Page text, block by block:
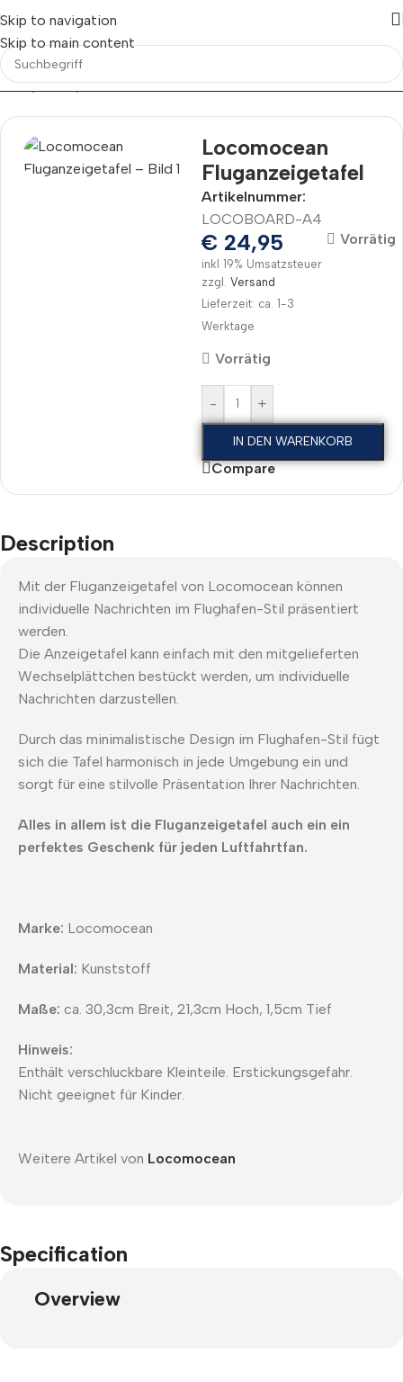
Skip to navigation
Skip to main content
Start/Marke/Locomocean
Locomocean
Fluganzeigetafel
Artikelnummer:
LOCOBOARD-A4
€ 24,95
inkl 19% Umsatzsteuer
zzgl. Versand
Lieferzeit: ca. 1-3
Werktage
Vorrätig
Vorrätig
- +
IN DEN WARENKORB
Compare
Description
Mit der Fluganzeigetafel von Locomocean können
individuelle Nachrichten im Flughafen-Stil präsentiert
werden.
Die Anzeigetafel kann einfach mit den mitgelieferten
Wechselplättchen bestückt werden, um individuelle
Nachrichten darzustellen.
Durch das minimalistische Design im Flughafen-Stil fügt
sich die Tafel harmonisch in jede Umgebung ein und
sorgt für eine stilvolle Präsentation Ihrer Nachrichten.
Alles in allem ist die Fluganzeigetafel auch ein ein
perfektes Geschenk für jeden Luftfahrtfan.
Marke: Locomocean
Material: Kunststoff
Maße: ca. 30,3cm Breit, 21,3cm Hoch, 1,5cm Tief
Hinweis:
Enthält verschluckbare Kleinteile. Erstickungsgefahr.
Nicht geeignet für Kinder.
Weitere Artikel von Locomocean
Specification
Overview